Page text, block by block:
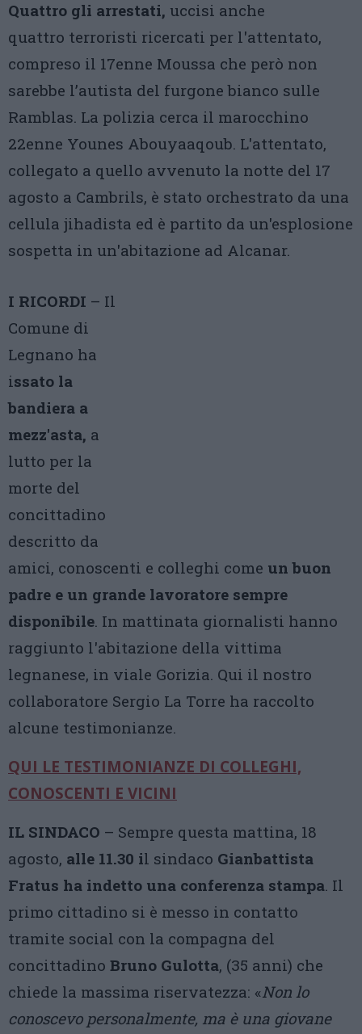
Quattro gli arrestati, uccisi anche
quattro terroristi ricercati per l'attentato,
compreso il 17enne Moussa che però non
sarebbe l’autista del furgone bianco sulle
Ramblas. La polizia cerca il marocchino
22enne Younes Abouyaaqoub. L'attentato,
collegato a quello avvenuto la notte del 17
agosto a Cambrils, è stato orchestrato da una
cellula jihadista ed è partito da un'esplosione
sospetta in un'abitazione ad Alcanar.
I RICORDI – Il
Comune di
Legnano ha
issato la
bandiera a
mezz'asta, a
lutto per la
morte del
concittadino
descritto da
amici, conoscenti e colleghi come un buon
padre e un grande lavoratore sempre
disponibile. In mattinata giornalisti hanno
raggiunto l'abitazione della vittima
legnanese, in viale Gorizia. Qui il nostro
collaboratore Sergio La Torre ha raccolto
alcune testimonianze.
QUI LE TESTIMONIANZE DI COLLEGHI,
CONOSCENTI E VICINI
IL SINDACO – Sempre questa mattina, 18
agosto, alle 11.30 il sindaco Gianbattista
Fratus ha indetto una conferenza stampa. Il
primo cittadino si è messo in contatto
tramite social con la compagna del
concittadino Bruno Gulotta, (35 anni) che
chiede la massima riservatezza: «Non lo
conoscevo personalmente, ma è una giovane